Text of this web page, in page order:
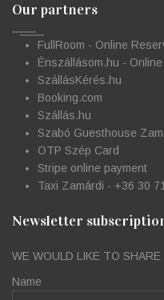
Our partners
FullRoom - Online
Énszállásom.hu -
SzállásKérés.hu
Booking.com
Szállás.hu
Szabó Guesthouse
OTP Szép Card
Stripe online payment
Taxi Zamárdi - +36 30
Newsletter
WE WOULD LIKE TO
Name